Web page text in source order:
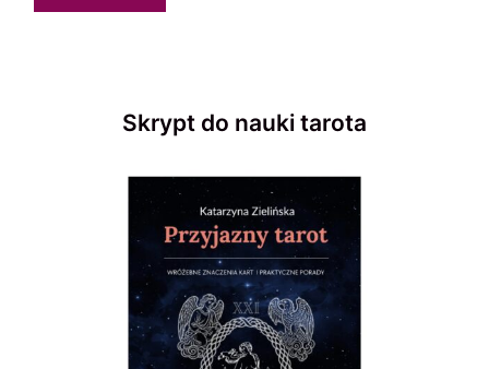
Skrypt do nauki tarota